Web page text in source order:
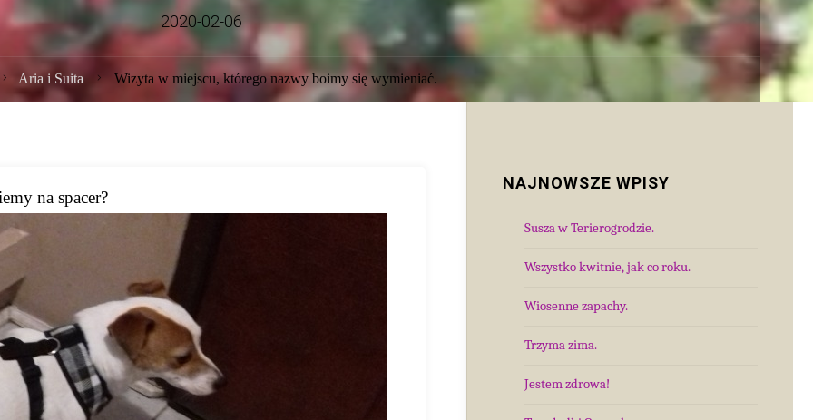
2020-02-06
StronaAria i Suita Wizyta w miejscu, którego nazwy boimy się wymieniać.
na spacer?
NAJNOWSZE WPISY
Susza w Terierogrodzie.
Wszystko kwitnie, jak co roku.
Wiosenne zapachy.
Trzyma zima.
Jestem zdrowa!